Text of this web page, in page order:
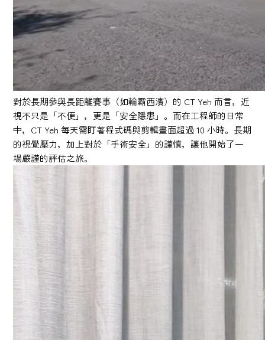
對於長期參與長距離賽事（如輪霸西濱）的 CT Yeh 而言，近
視不只是「不便」，更是「安全隱患」。而在工程師的日常
中，CT Yeh 每天需盯著程式碼與剪輯畫面超過 10 小時。長期
的視覺壓力，加上對於「手術安全」的謹慎，讓他開始了一
場嚴謹的評估之旅。